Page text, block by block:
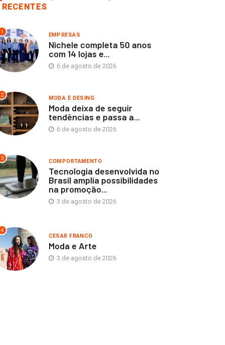
RECENTES
1 EMPRESAS
Nichele completa 50 anos
com 14 lojas e...
6 de agosto de 2026
2 MODA E DESING
Moda deixa de seguir
tendências e passa a...
6 de agosto de 2026
3 COMPORTAMENTO
Tecnologia desenvolvida no
Brasil amplia possibilidades
na promoção...
3 de agosto de 2026
4
CESAR FRANCO
Moda e Arte
3 de agosto de 2026